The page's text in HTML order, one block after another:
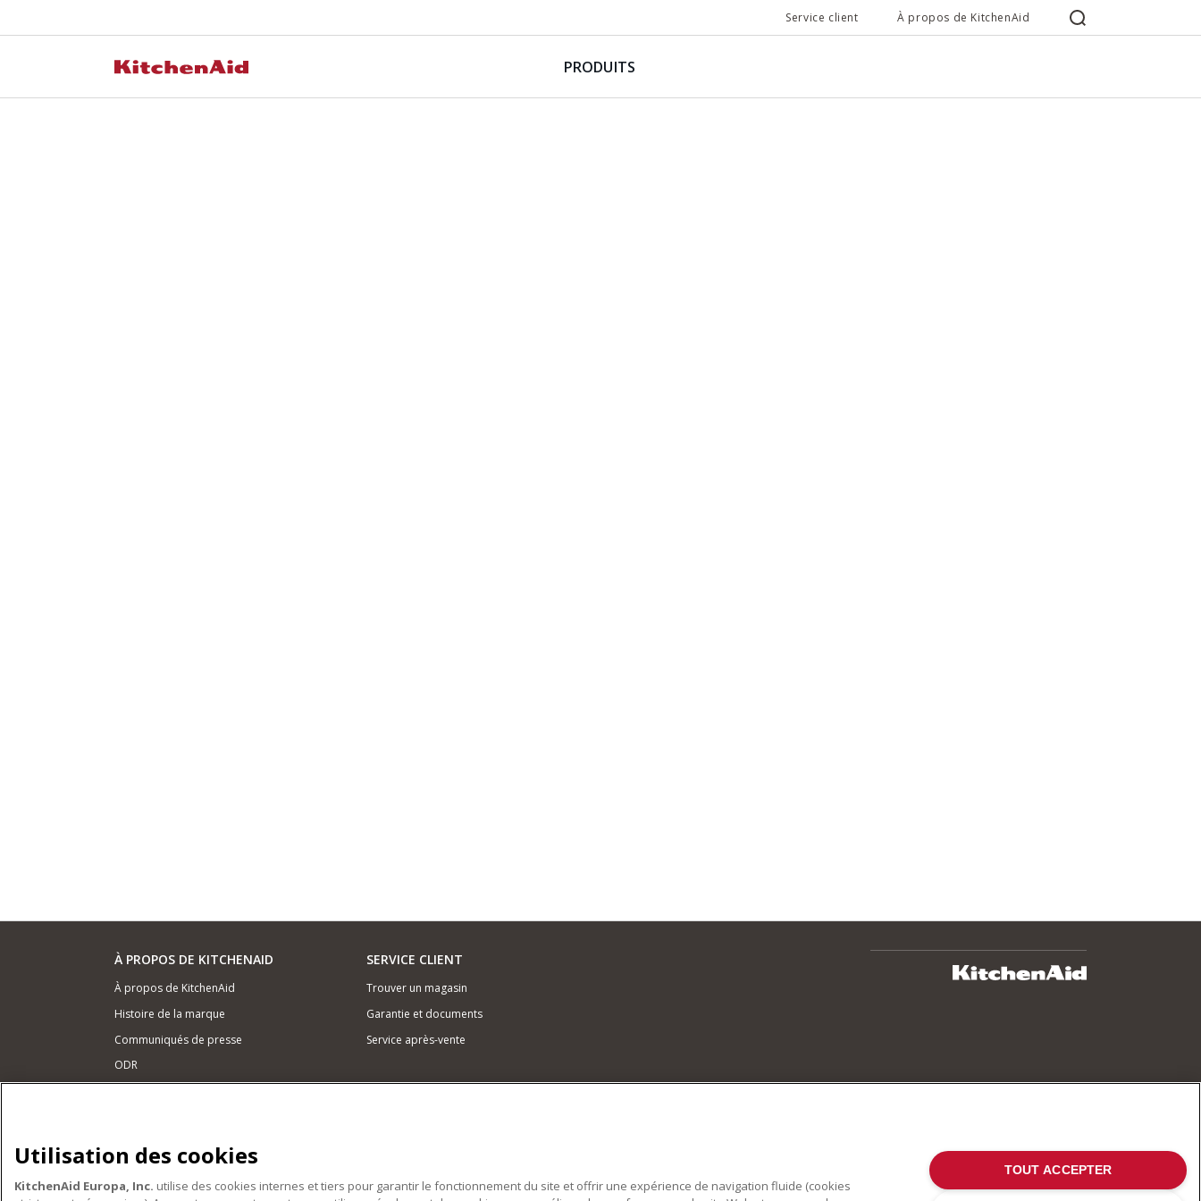
Service client À propos de KitchenAid
PRODUITS
À PROPOS DE KITCHENAID
À propos de KitchenAid
Histoire de la marque
Communiqués de presse
ODR
Matériel de cuisine
Accessoires
SERVICE CLIENT
Trouver un magasin
Garantie et documents
Service après-vente
Utilisation des cookies
KitchenAid Europa, Inc. utilise des cookies internes et tiers pour garantir le fonctionnement du site et offrir une expérience de navigation fluide (cookies
TOUT ACCEPTER